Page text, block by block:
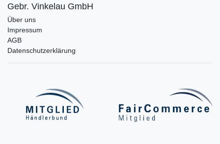
Gebr. Vinkelau GmbH
Über uns
Impressum
AGB
Datenschutzerklärung